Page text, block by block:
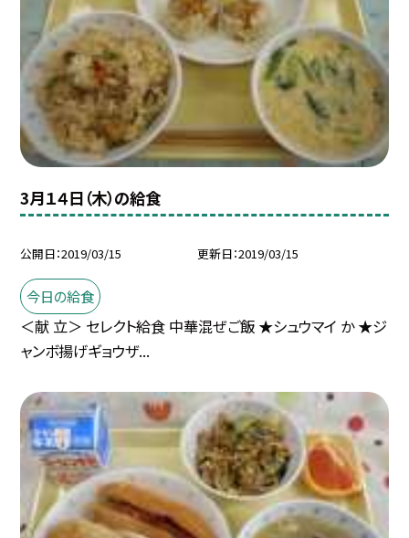
3月１４日（木）の給食
公開日 2019/03/15 更新日 2019/03/15
今日の給食
＜献 立＞ セレクト給食 中華混ぜご飯 ★シュウマイ か ★ジ
ャンボ揚げギョウザ...